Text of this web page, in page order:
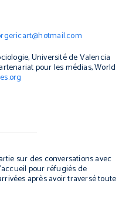
Université de Valencia
pour les médias, World
sur des conversations avec
pour réfugiés de
après avoir traversé toute